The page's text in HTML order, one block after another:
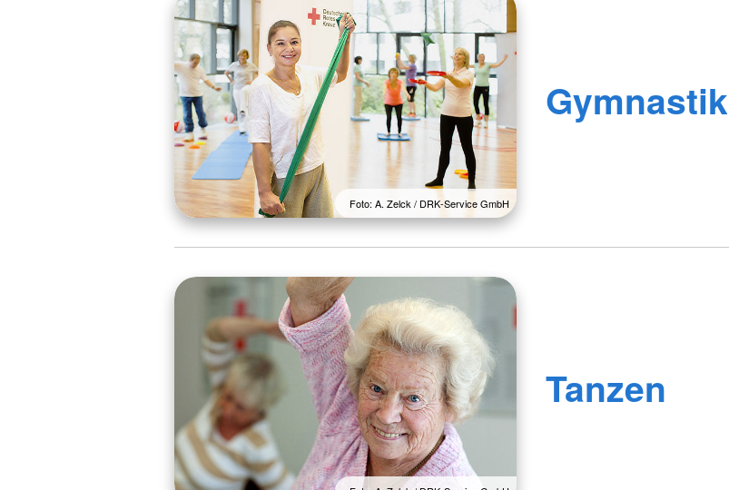
Foto: A. Zelck / DRK-Service GmbH
Gymnastik
Tanzen